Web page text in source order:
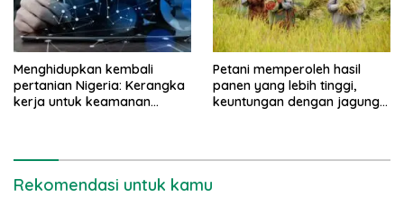
Menghidupkan kembali
pertanian Nigeria: Kerangka
kerja untuk keamanan
Petani memperoleh hasil
panen yang lebih tinggi,
keuntungan dengan jagung
Rekomendasi untuk kamu